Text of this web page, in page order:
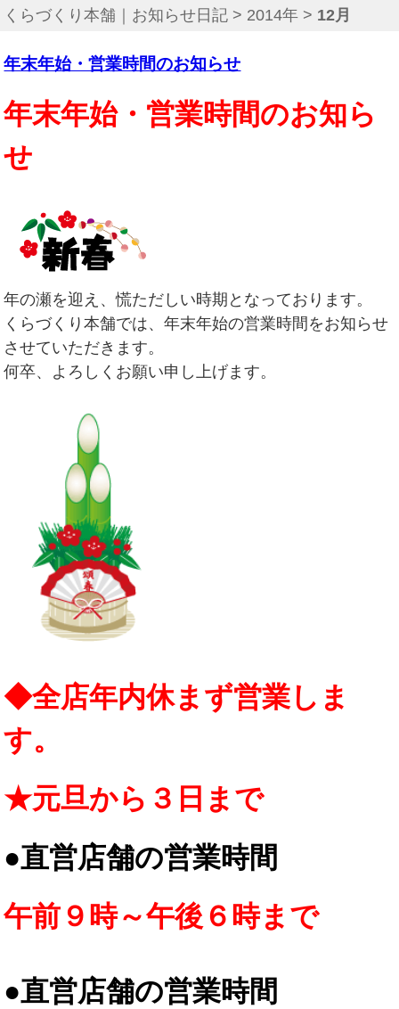
くらづくり本舗｜お知らせ日記 > 2014年 > 12月
年末年始・営業時間のお知らせ
年末年始・営業時間のお知ら
せ
年の瀬を迎え、慌ただしい時期となっております。
くらづくり本舗では、年末年始の営業時間をお知らせ
させていただきます。
何卒、よろしくお願い申し上げます。
◆全店年内休まず営業しま
す。
★元旦から３日まで
●直営店舗の営業時間
午前９時～午後６時まで
●直営店舗の営業時間